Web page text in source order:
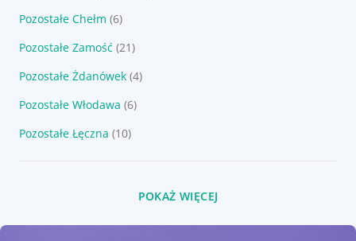
Pozostałe Chełm (6)
Pozostałe Zamość (21)
Pozostałe Żdanówek (4)
Pozostałe Włodawa (6)
Pozostałe Łęczna (10)
POKAŻ WIĘCEJ